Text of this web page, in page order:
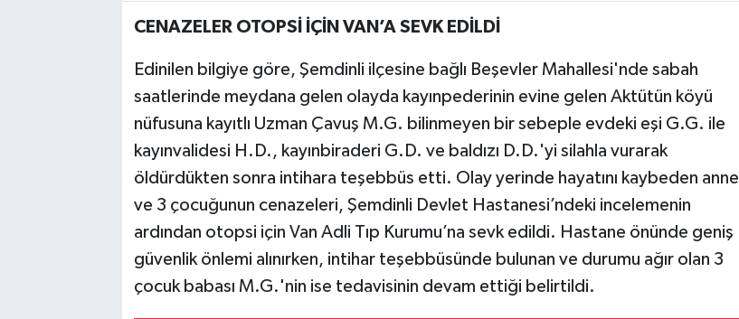
CENAZELER OTOPSİ İÇİN VAN’A SEVK EDİLDİ
Edinilen bilgiye göre, Şemdinli ilçesine bağlı Beşevler Mahallesi'nde sabah
saatlerinde meydana gelen olayda kayınpederinin evine gelen Aktütün köyü
nüfusuna kayıtlı Uzman Çavuş M.G. bilinmeyen bir sebeple evdeki eşi G.G. ile
kayınvalidesi H.D., kayınbiraderi G.D. ve baldızı D.D.'yi silahla vurarak
öldürdükten sonra intihara teşebbüs etti. Olay yerinde hayatını kaybeden anne
ve 3 çocuğunun cenazeleri, Şemdinli Devlet Hastanesi’ndeki incelemenin
ardından otopsi için Van Adli Tıp Kurumu’na sevk edildi. Hastane önünde geniş
güvenlik önlemi alınırken, intihar teşebbüsünde bulunan ve durumu ağır olan 3
çocuk babası M.G.'nin ise tedavisinin devam ettiği belirtildi.